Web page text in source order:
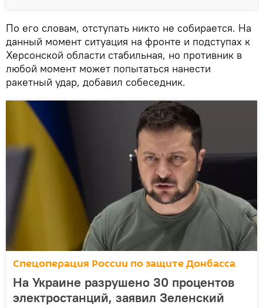
По его словам, отступать никто не собирается. На
данный момент ситуация на фронте и подступах к
Херсонской области стабильная, но противник в
любой момент может попытаться нанести
ракетный удар, добавил собеседник.
Спецоперация России по защите Донбасса
На Украине разрушено 30 процентов
электростанций, заявил Зеленский